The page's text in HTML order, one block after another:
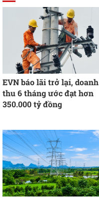
EVN báo lãi trở lại, doanh
thu 6 tháng ước đạt hơn
350.000 tỷ đồng